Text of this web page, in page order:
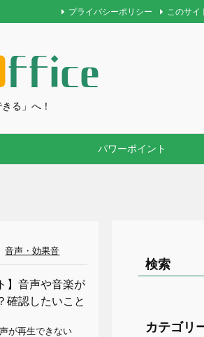
る」へ！
パワーポイント
プライバシーポリシー このサイ
音声・効果音
】音声や音楽が
確認したいこと
が再生できない
検索
カテゴリ